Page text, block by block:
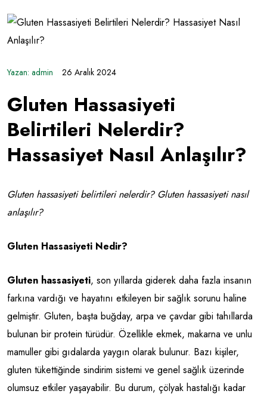
Yazan: admin 26 Aralık 2024
Gluten Hassasiyeti
Belirtileri Nelerdir?
Hassasiyet Nasıl Anlaşılır?
Gluten hassasiyeti belirtileri nelerdir? Gluten hassasiyeti nasıl
anlaşılır?
Gluten Hassasiyeti Nedir?
Gluten hassasiyeti, son yıllarda giderek daha fazla insanın
farkına vardığı ve hayatını etkileyen bir sağlık sorunu haline
gelmiştir. Gluten, başta buğday, arpa ve çavdar gibi tahıllarda
bulunan bir protein türüdür. Özellikle ekmek, makarna ve unlu
mamuller gibi gıdalarda yaygın olarak bulunur. Bazı kişiler,
gluten tükettiğinde sindirim sistemi ve genel sağlık üzerinde
olumsuz etkiler yaşayabilir. Bu durum, çölyak hastalığı kadar